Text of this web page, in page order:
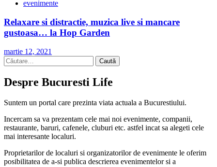
evenimente
Relaxare si distractie, muzica live si mancare
gustoasa… la Hop Garden
martie 12, 2021
Caută
după:
Despre Bucuresti Life
Suntem un portal care prezinta viata actuala a Bucurestiului.
Incercam sa va prezentam cele mai noi evenimente, companii,
restaurante, baruri, cafenele, cluburi etc. astfel incat sa alegeti cele
mai interesante localuri.
Proprietarilor de localuri si organizatorilor de evenimente le oferim
posibilitatea de a-si publica descrierea evenimentelor si a